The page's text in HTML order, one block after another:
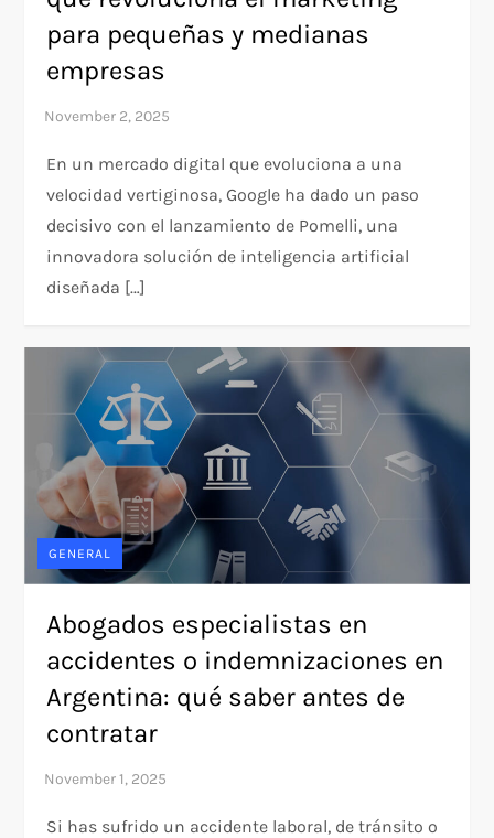
para pequeñas y medianas
empresas
En un mercado digital que evoluciona a una
velocidad vertiginosa, Google ha dado un paso
decisivo con el lanzamiento de Pomelli, una
innovadora solución de inteligencia artificial
diseñada […]
GENERAL
Abogados especialistas en
accidentes o indemnizaciones en
Argentina: qué saber antes de
contratar
Si has sufrido un accidente laboral, de tránsito o